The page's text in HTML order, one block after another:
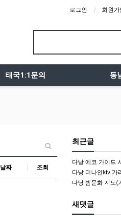
로그인 회원가
태국1:1문의 동
날짜 조회
최근글
다낭 에코 가이드 서비스의 숨겨진
다낭 더나인ktv 가라오케 유
다낭 밤문화 지도(가라오케,마사지,에코
새댓글